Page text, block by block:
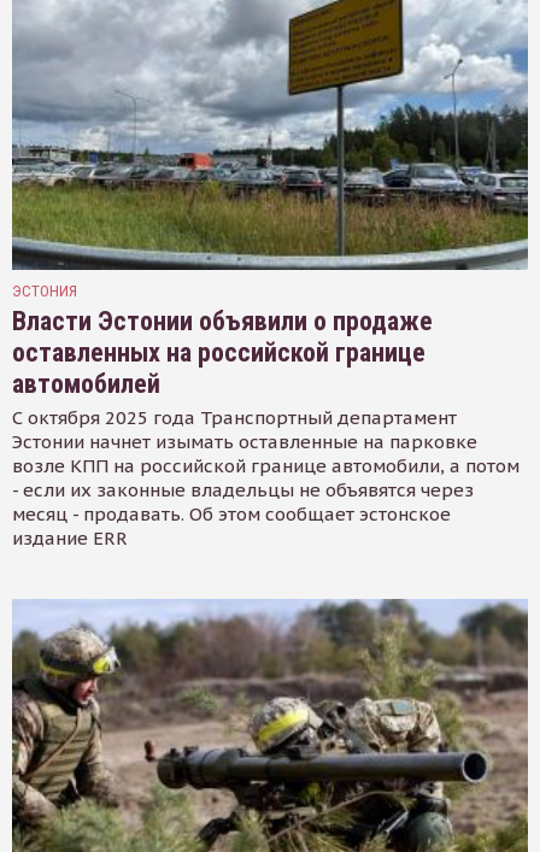
ЭСТОНИЯ
Власти Эстонии объявили о продаже
оставленных на российской границе
автомобилей
С октября 2025 года Транспортный департамент
Эстонии начнет изымать оставленные на парковке
возле КПП на российской границе автомобили, а потом
- если их законные владельцы не объявятся через
месяц - продавать. Об этом сообщает эстонское
издание ERR